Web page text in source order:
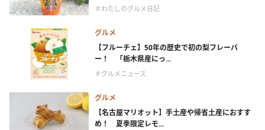
＃わたしのグルメ日記
グルメ
【フルーチェ】50年の歴史で初の梨フレーバ
ー！ 「栃木県産にっ...
＃グルメニュース
グルメ
【名古屋マリオット】手土産や帰省土産におすす
め！ 夏季限定レモ...